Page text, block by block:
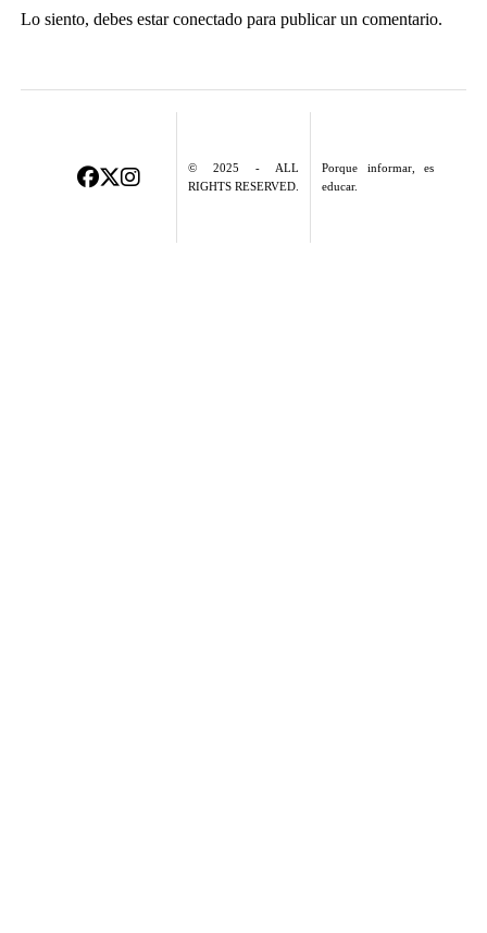
Lo siento, debes estarconectadopara publicar un comentario.
© 2025 - ALL
RIGHTS RESERVED.
Porque informar, es
educar.